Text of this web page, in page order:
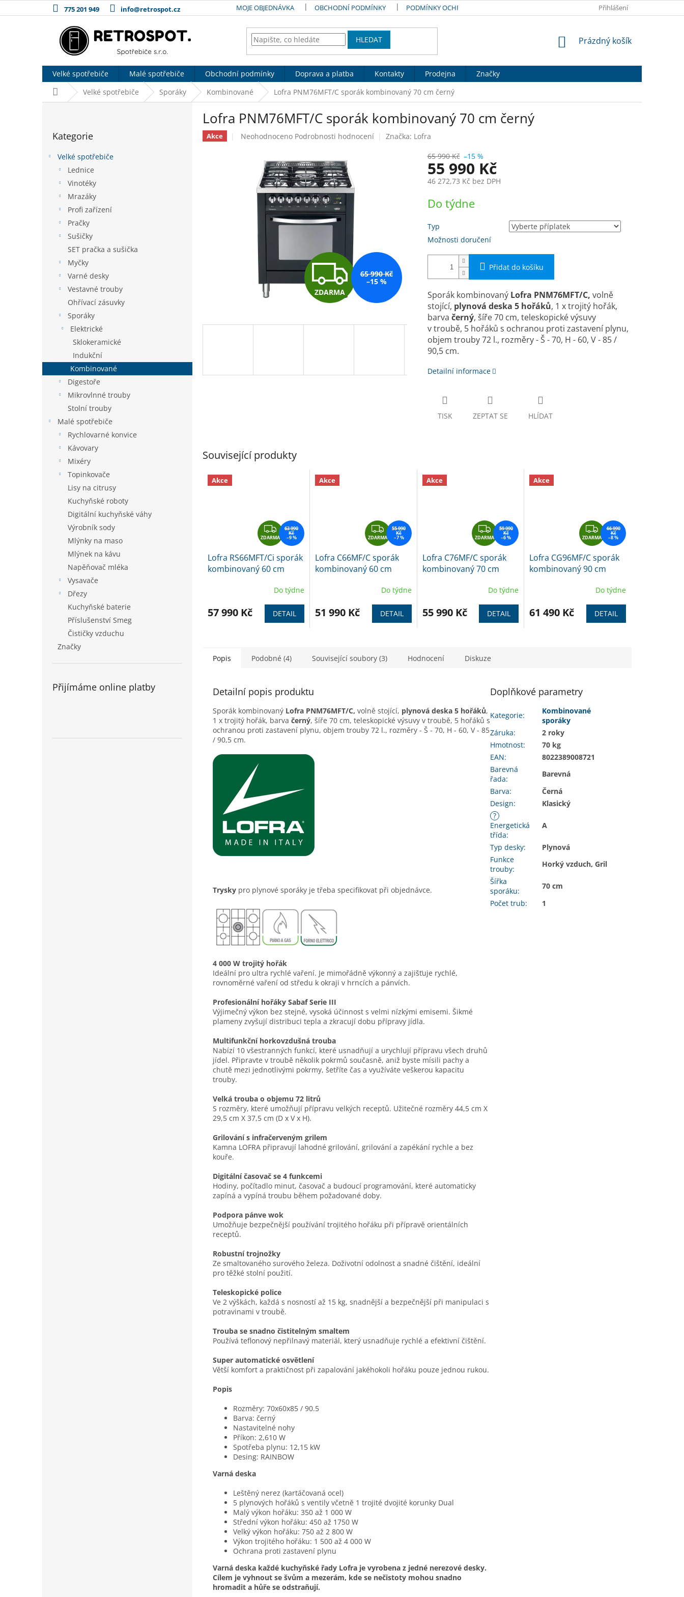
na
775 201 949 info@retrospot.cz MOJE OBJEDNÁVKA OBCHODNÍ PODMÍNKY PODMÍNKY OCHRANY OSOBNÍCH ÚDAJŮ DOPRAVA A PLATBAPřihlášení
HLEDAT
NÁKUPNÍ
Prázdný košík
Velké spotřebiče Malé spotřebiče Obchodní podmínky Doprava a platba Kontakty Prodejna
Značky
Domů Velké spotřebiče Sporáky Kombinované Lofra PNM76MFT/C sporák kombinovaný 70 cm černý
kategorie
Kategorie
Velké spotřebiče
Lednice
Vinotéky
Mrazáky
Profi zařízení
Pračky
Sušičky
SET pračka a sušička
Myčky
Varné desky
Vestavné trouby
Ohřívací zásuvky
Sporáky
Elektrické
Sklokeramické
Indukční
Kombinované
Digestoře
Mikrovlnné trouby
Stolní trouby
Malé spotřebiče
Rychlovarné konvice
Kávovary
Mixéry
Topinkovače
Lisy na citrusy
Kuchyňské roboty
Digitální kuchyňské váhy
Výrobník sody
Mlýnky na maso
Mlýnek na kávu
Napěňovač mléka
Vysavače
Dřezy
Kuchyňské baterie
Příslušenství Smeg
Čističky vzduchu
Značky
Přijímáme online platby
Lofra PNM76MFT/C sporák kombinovaný 70 cm černý
Akce
Průměrné
hvězdiček.
Neohodnoceno Podrobnosti hodnocení Značka: Lofra
Z
D
R
ZDARMA
65 990 Kč
–15 %
65 990 Kč –15 %
55 990 Kč
46 272,73 Kč bez DPH
cena:
Do týdne
Typ
Možnosti doručení
Přidat do košíku
Sporák kombinovaný Lofra PNM76MFT/C, volně
stojící, plynová deska 5 hořáků, 1 x trojitý hořák,
barva černý, ší­ře 70 cm, teleskopické výsuvy
v troubě, 5 hořáků s ochranou proti zastavení plynu,
objem trouby 72 l., rozměry - Š - 70, H - 60, V - 85 /
90,5 cm.
Detailní informace
TISK ZEPTAT SE HLÍDAT
Související produkty
Akce
Z
D
A
R
A
ZDARMA
63 990
Kč
–9 %
Lofra RS66MFT/Ci sporák
kombinovaný 60 cm
Do týdne
57 990 Kč DETAIL
Akce
Z
D
A
R
A
ZDARMA
55 990
Kč
–7 %
Lofra C66MF/C sporák
kombinovaný 60 cm
Do týdne
51 990 Kč DETAIL
Akce
Z
D
A
R
A
ZDARMA
59 990
Kč
–6 %
Lofra C76MF/C sporák
kombinovaný 70 cm
Do týdne
55 990 Kč DETAIL
Akce
Z
D
A
R
A
ZDARMA
66 990
Kč
–8 %
Lofra CG96MF/C sporák
kombinovaný 90 cm
Do týdne
61 490 Kč DETAIL
Popis Podobné (4) Související soubory (3) Hodnocení Diskuze
Detailní popis produktu
Sporák kombinovaný Lofra PNM76MFT/C, volně stojící, plynová deska 5 hořáků,
1 x trojitý hořák, barva černý, ší­ře 70 cm, teleskopické výsuvy v troubě, 5 hořáků s
ochranou proti zastavení plynu, objem trouby 72 l., rozměry - Š - 70, H - 60, V - 85
/ 90,5 cm.
Trysky pro plynové sporáky je třeba specifikovat při objednávce.
4 000 W trojitý hořák
Ideální pro ultra rychlé vaření. Je mimořádně výkonný a zajišťuje rychlé,
rovnoměrné vaření od středu k okraji v hrncích a pánvích.
Profesionální hořáky Sabaf Serie III
Výjimečný výkon bez stejné, vysoká účinnost s velmi nízkými emisemi. Šikmé
plameny zvyšují distribuci tepla a zkracují dobu přípravy jídla.
Multifunkční horkovzdušná trouba
Nabízí 10 všestranných funkcí, které usnadňují a urychlují přípravu všech druhů
jídel. Připravte v troubě několik pokrmů současně, aniž byste mísili pachy a
chutě mezi jednotlivými pokrmy, šetříte čas a využíváte veškerou kapacitu
trouby.
Velká trouba o objemu 72 litrů
S rozměry, které umožňují přípravu velkých receptů. Užitečné rozměry 44,5 cm X
29,5 cm X 37,5 cm (D x V x H).
Grilování s infračerveným grilem
Kamna LOFRA připravují lahodné grilování, grilování a zapékání rychle a bez
kouře.
Digitální časovač se 4 funkcemi
Hodiny, počítadlo minut, časovač a budoucí programování, které automaticky
zapíná a vypíná troubu během požadované doby.
Podpora pánve wok
Umožňuje bezpečnější používání trojitého hořáku při přípravě orientálních
receptů.
Robustní trojnožky
Ze smaltovaného surového železa. Doživotní odolnost a snadné čištění, ideální
pro těžké stolní použití.
Teleskopické police
Ve 2 výškách, každá s nosností až 15 kg, snadnější a bezpečnější při manipulaci s
potravinami v troubě.
Trouba se snadno čistitelným smaltem
Používá teflonový nepřilnavý materiál, který usnadňuje rychlé a efektivní čištění.
Super automatické osvětlení
Větší komfort a praktičnost při zapalování jakéhokoli hořáku pouze jednou rukou.
Popis
Rozměry: 70x60x85 / 90.5
Barva: černý
Nastavitelné nohy
Příkon: 2,610 W
Spotřeba plynu: 12,15 kW
Desing: RAINBOW
Varná deska
Leštěný nerez (kartáčovaná ocel)
5 plynových hořáků s ventily včetně 1 trojité dvojité korunky Dual
Malý výkon hořáku: 350 až 1 000 W
Střední výkon hořáku: 450 až 1750 W
Velký výkon hořáku: 750 až 2 800 W
Výkon trojitého hořáku: 1 500 až 4 000 W
Ochrana proti zastavení plynu
Varná deska každé kuchyňské řady Lofra je vyrobena z jedné nerezové desky.
Cílem je vyhnout se švům a mezerám, kde se nečistoty mohou snadno
hromadit a hůře se odstraňují.
Doplňkové parametry
Kategorie:
Kombinované
sporáky
Záruka:
2 roky
Hmotnost:
70 kg
EAN:
8022389008721
Barevná
řada:
Barevná
Barva:
Černá
Design:
Klasický
?
Energetická
třída:
A
Typ desky:
Plynová
Funkce
trouby:
Horký vzduch, Gril
Šířka
sporáku:
70 cm
Počet trub: 1